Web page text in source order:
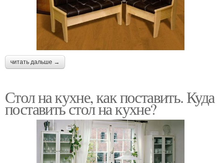
читать дальше →
Стол на кухне, как поставить. Куда
поставить стол на кухне?